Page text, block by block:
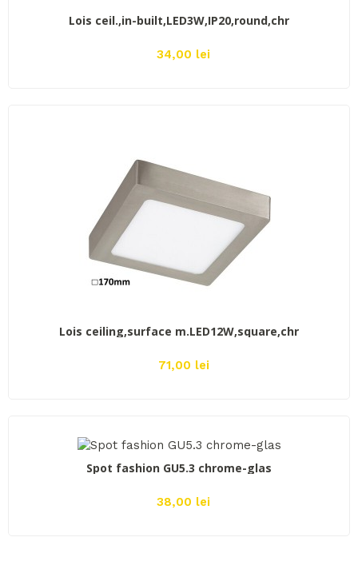
Lois ceil.,in-built,LED3W,IP20,round,chr
34,00 lei
Lois ceiling,surface m.LED12W,square,chr
71,00 lei
Spot fashion GU5.3 chrome-glas
38,00 lei